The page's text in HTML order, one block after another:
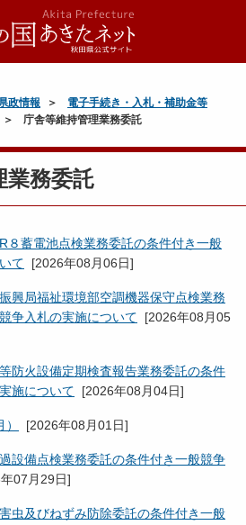
政情報
電子手続き・入札・補助金等
庁舎等維持管理業務委託
業務委託
８蓄電池点検業務委託の条件付き一般
て [2026年08月06日]
興局福祉環境部空調機器保守点検業務
争入札の実施について [2026年08月05
防火設備定期検査報告業務委託の条件
施について [2026年08月04日]
[2026年08月01日]
設備点検業務委託の条件付き一般競争
07月29日]
虫及びねずみ防除委託の条件付き一般